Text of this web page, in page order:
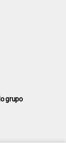
grupo